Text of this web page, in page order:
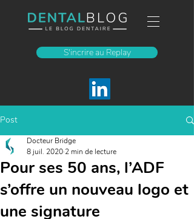
S'incrire au Replay
Post
Pour ses 50 ans, l’ADF
s’offre un nouveau logo et
une signature
Docteur Bridge
8 juil. 2020 2 min de lecture